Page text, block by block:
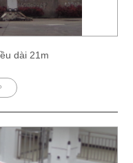
dài 21m